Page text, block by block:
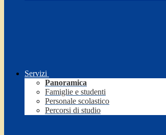
Servizi
Panoramica
Famiglie e studenti
Personale scolastico
Percorsi di studio